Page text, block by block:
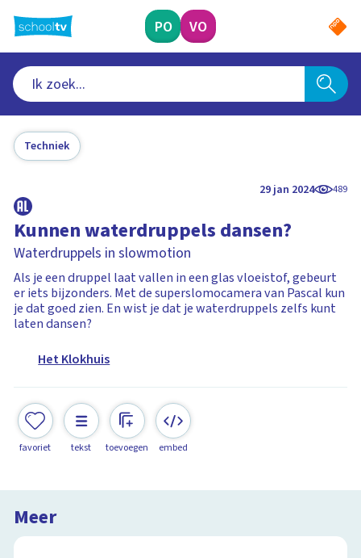
naar
hoofdinhoud
PO VO
Techniek
29 jan 2024 489
Kunnen waterdruppels dansen?
Waterdruppels in slowmotion
Als je een druppel laat vallen in een glas vloeistof, gebeurt
er iets bijzonders. Met de superslomocamera van Pascal kun
je dat goed zien. En wist je dat je waterdruppels zelfs kunt
laten dansen?
Het Klokhuis
favoriet tekst toevoegen embed
Meer